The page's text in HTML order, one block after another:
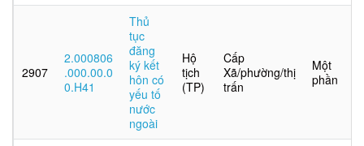
2907
2.000806
.000.00.0
0.H41
Thủ
tục
đăng
ký kết
hôn có
yếu tố
nước
ngoài
Hộ
tịch
(TP)
Cấp
Xã/phường/thị
trấn
Một
phần